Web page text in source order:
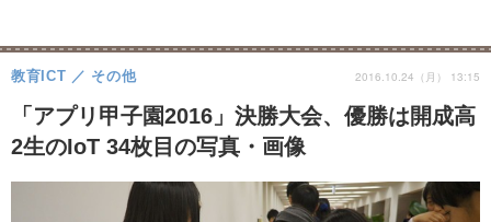
「アプリ甲子園2016」決勝大会、優勝は開成高
2生のIoT 34枚目の写真・画像
教育ICT その他 2016.10.24（月） 13:15